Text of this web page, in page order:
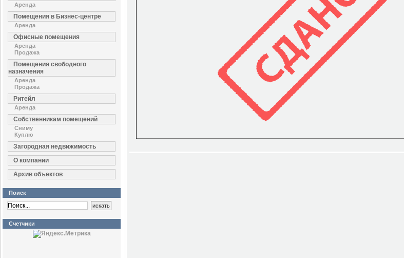
Аренда
Помещения в Бизнес-центре
Аренда
Офисные помещения
Аренда
Продажа
Помещения свободного
назначения
Аренда
Продажа
Ритейл
Аренда
Собственникам помещений
Сниму
Куплю
Загородная недвижимость
О компании
Архив объектов
Поиск
Счетчики